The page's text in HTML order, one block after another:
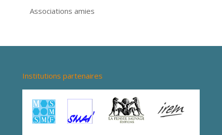
Associations amies
Institutions partenaires